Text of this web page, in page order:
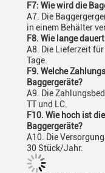
F7: Wie wird die
A7. Die
in einem Behälter
F8. Wie lange
A8. Die Lieferzeit
Tage.
F9. Welche
Baggergeräte?
A9. Die
TT und LC.
F10. Wie hoch ist
Baggergeräte?
A10. Die
30 Stück/Jahr.